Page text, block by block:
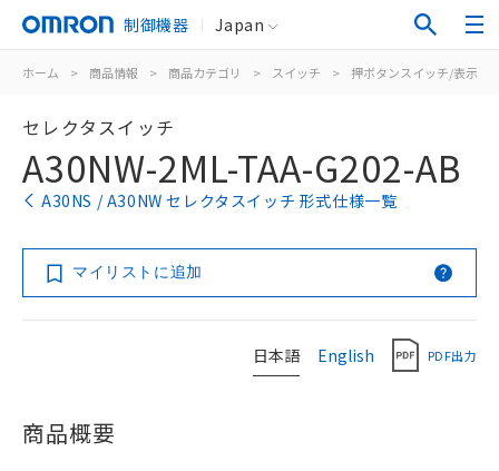
制御機器 Japan
ホーム > 商品情報 > 商品カテゴリ > スイッチ > 押ボタンスイッチ/表示灯
セレクタスイッチ
A30NW-2ML-TAA-G202-AB
A30NS / A30NW セレクタスイッチ 形式仕様一覧
マイリストに追加
日本語 English PDF出力
商品概要